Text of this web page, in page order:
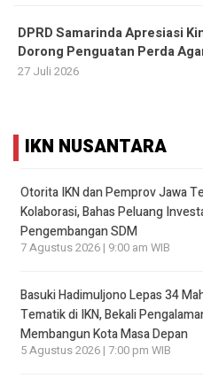
DPRD Samarinda Apresiasi
Dorong Penguatan Perda
27 Juli 2026
IKN NUSANTARA
Otorita IKN dan Pemprov Jawa
Kolaborasi, Bahas Peluang
Pengembangan SDM
7 Agustus 2026 | 9:00 am WIB
Basuki Hadimuljono Lepas 34
Tematik di IKN, Bekali
Membangun Kota Masa Depan
5 Agustus 2026 | 7:00 pm WIB